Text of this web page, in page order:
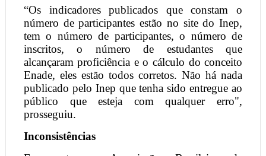
“Os indicadores publicados que constam o
número de participantes estão no site do Inep,
tem o número de participantes, o número de
inscritos, o número de estudantes que
alcançaram proficiência e o cálculo do conceito
Enade, eles estão todos corretos. Não há nada
publicado pelo Inep que tenha sido entregue ao
público que esteja com qualquer erro",
prosseguiu.
Inconsistências